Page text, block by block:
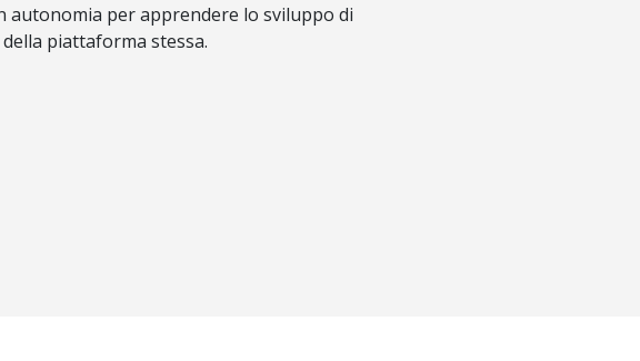
autonomia per apprendere lo sviluppo di
piattaforma stessa.